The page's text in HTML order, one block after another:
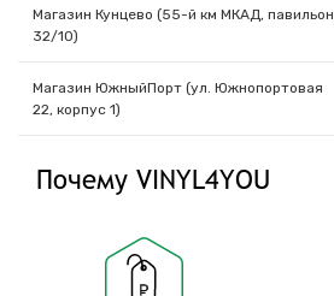
Магазин Кунцево (55-й км МКАД, павильон
32/10)
Магазин ЮжныйПорт (ул. Южнопортовая
22, корпус 1)
Почему VINYL4YOU